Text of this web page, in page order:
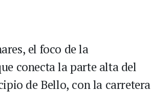
el foco de la
conecta la parte alta del
de Bello, con la carretera